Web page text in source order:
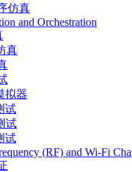
仿真
and Orchestration
真
拟器
试
试
试
(RF) and Wi-Fi